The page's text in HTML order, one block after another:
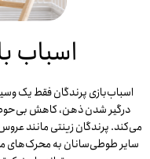
اسباب‌بازی پرندگان فقط یک
درگیر شدن ذهن، کاهش
می‌کند. پرندگان زینتی مانند
سایر طوطی‌سانان به محرک‌های
اسباب